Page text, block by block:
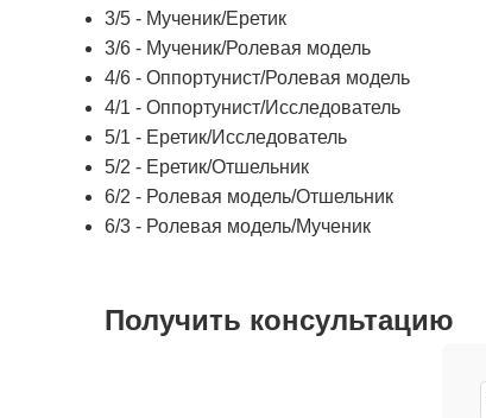
3/5 - Мученик/Еретик
3/6 - Мученик/Ролевая модель
4/6 - Оппортунист/Ролевая модель
4/1 - Оппортунист/Исследователь
5/1 - Еретик/Исследователь
5/2 - Еретик/Отшельник
6/2 - Ролевая модель/Отшельник
6/3 - Ролевая модель/Мученик
Получить консультацию